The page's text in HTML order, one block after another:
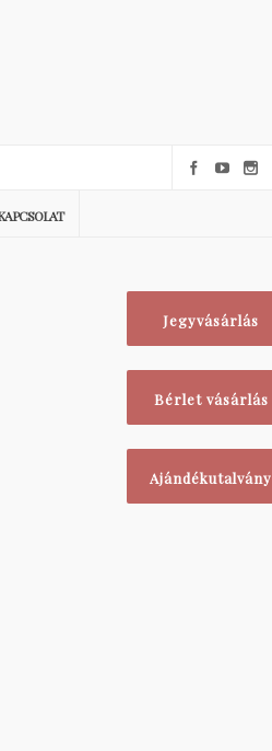
Jegyvásárlás
Bérlet vásárlás
Ajándékutalvány